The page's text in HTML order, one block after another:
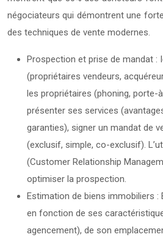
négociateurs qui démontrent une
des techniques de vente modernes.
Prospection et prise de mandat :
(propriétaires vendeurs,
les propriétaires (phoning, porte-
présenter ses services
garanties), signer un mandat de
(exclusif, simple, co-exclusif).
(Customer Relationship
optimiser la prospection.
Estimation de biens immobiliers :
en fonction de ses
agencement), de son